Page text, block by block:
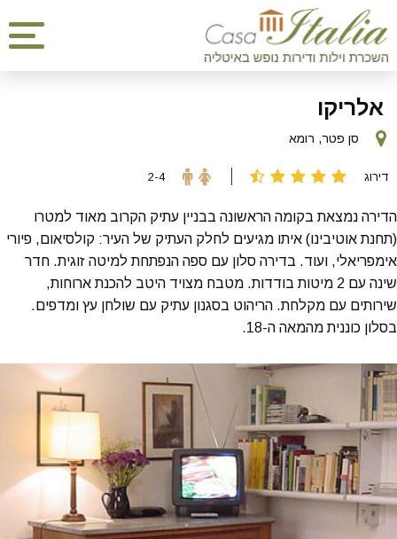
אלריקו
דירוג 2-4
סן פטר, רומא
הדירה נמצאת בקומה הראשונה בבניין עתיק הקרוב מאוד למטרו
(תחנת אוטיבינו) איתו מגיעים לחלק העתיק של העיר: קולסיאום, פיורי
אימפריאלי, ועוד. בדירה סלון עם ספה הנפתחת למיטה זוגית. חדר
שינה עם 2 מיטות בודדות. מטבח מצויד היטב להכנת ארוחות,
שירותים עם מקלחת. הריהוט בסגנון עתיק עם שולחן עץ ומדפים.
בסלון כוננית מהמאה ה-18.